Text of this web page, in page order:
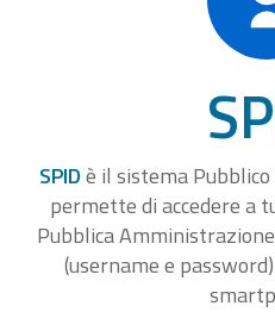
SPIDè il sistema
permette di accedere a
Pubblica
(username e